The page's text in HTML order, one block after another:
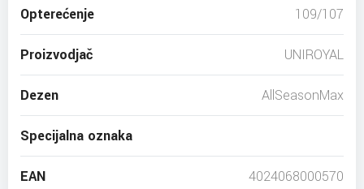
Opterećenje 109/107
Proizvodjač UNIROYAL
Dezen AllSeasonMax
Specijalna oznaka
EAN 4024068000570